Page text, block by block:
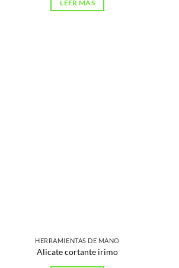
LEER MÁS
HERRAMIENTAS DE MANO
Alicate cortante irimo